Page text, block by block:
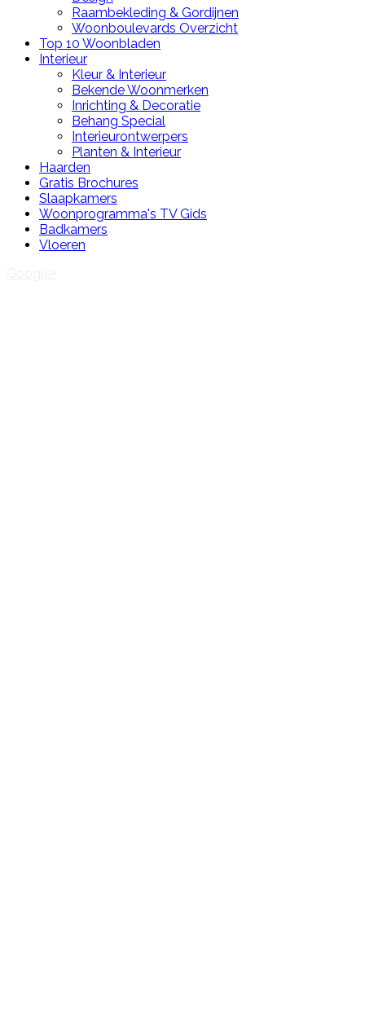
Raambekleding & Gordijnen
Woonboulevards Overzicht
Top 10 Woonbladen
Interieur
Kleur & Interieur
Bekende Woonmerken
Inrichting & Decoratie
Behang Special
Interieurontwerpers
Planten & Interieur
Haarden
Gratis Brochures
Slaapkamers
Woonprogramma's TV Gids
Badkamers
Vloeren